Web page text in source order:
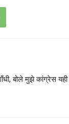
बोले मुझे कांग्रेस यही